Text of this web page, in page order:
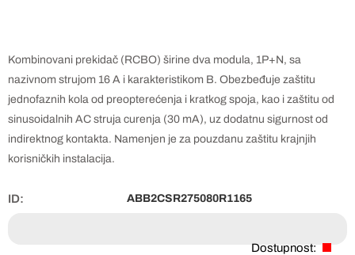
Kombinovani prekidač (RCBO) širine dva modula, 1P+N, sa
nazivnom strujom 16 A i karakteristikom B. Obezbeđuje zaštitu
jednofaznih kola od preopterećenja i kratkog spoja, kao i zaštitu od
sinusoidalnih AC struja curenja (30 mA), uz dodatnu sigurnost od
indirektnog kontakta. Namenjen je za pouzdanu zaštitu krajnjih
korisničkih instalacija.
ID: ABB2CSR275080R1165
Dostupnost: